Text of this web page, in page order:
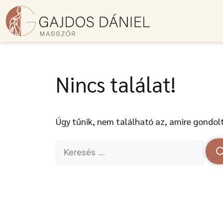
Nincs találat!
Úgy tűnik, nem található az, amire